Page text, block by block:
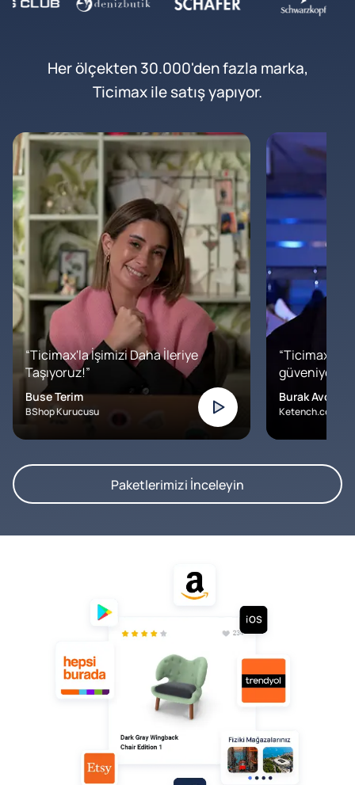
Her ölçekten 30.000'den fazla marka,
Ticimax ile satış yapıyor.
“Ticimax'la İşimizi Daha İleriye
Taşıyoruz!”
Buse Terim
BShop Kurucusu
“Ticimax'a
Burak Avcılar
Ketench.com –
Paketlerimizi İnceleyin